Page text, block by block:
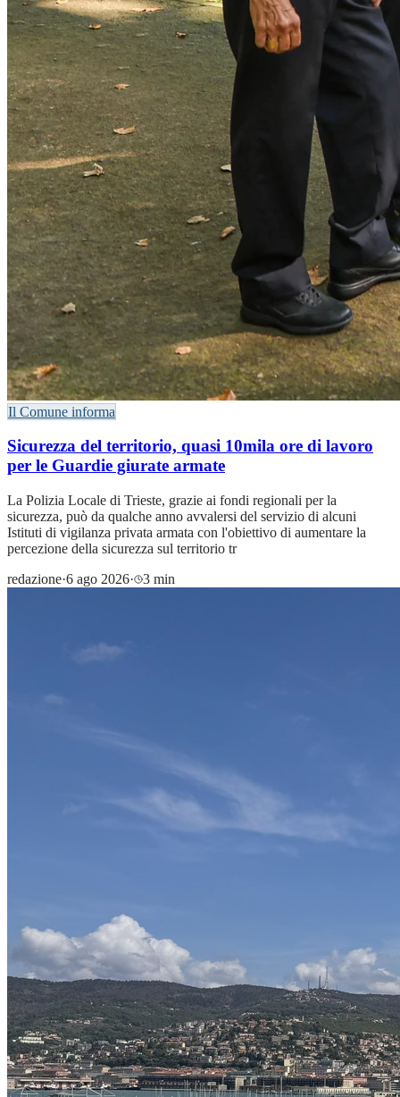
Il Comune informa
Sicurezza del territorio, quasi 10mila ore di lavoro
per le Guardie giurate armate
La Polizia Locale di Trieste, grazie ai fondi regionali per la
sicurezza, può da qualche anno avvalersi del servizio di alcuni
Istituti di vigilanza privata armata con l'obiettivo di aumentare la
percezione della sicurezza sul territorio tr
redazione·6 ago 2026· 3 min